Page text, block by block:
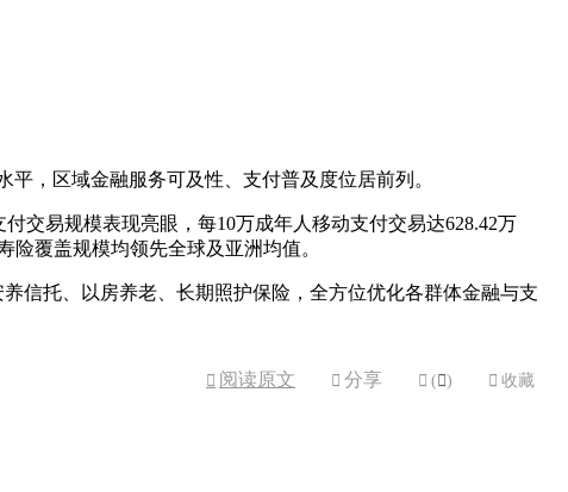
，区域金融服务可及性、支付普及度位居前列。
交易规模表现亮眼，每10万成年人移动支付交易达628.42万
覆盖规模均领先全球及亚洲均值。
信托、以房养老、长期照护保险，全方位优化各群体金融与支
 阅读原文  分享  ( )  收藏